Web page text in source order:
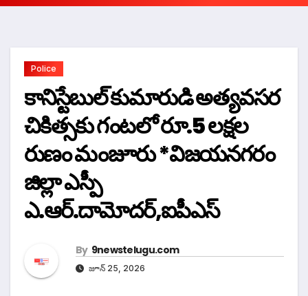
Police
కానిస్టేబుల్ కుమారుడి అత్యవసర
చికిత్సకు గంటలో రూ.5 లక్షల
రుణం మంజూరు *విజయనగరం
జిల్లా ఎస్పీ
ఎ.ఆర్.దామోదర్,ఐపీఎస్
By 9newstelugu.com
జూన్ 25, 2026